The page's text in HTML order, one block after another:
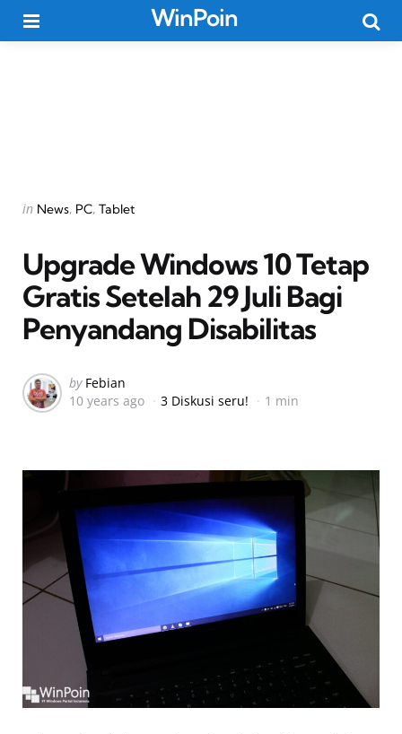
WinPoin
Categories
Posted
in News PC Tablet
Upgrade Windows 10 Tetap
Gratis Setelah 29 Juli Bagi
Penyandang Disabilitas
Posted
by
by Febian
10 years ago
3 Diskusi seru! 1 min